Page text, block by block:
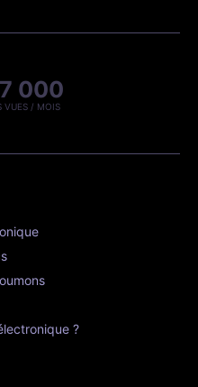
000
VUES / MOIS
?